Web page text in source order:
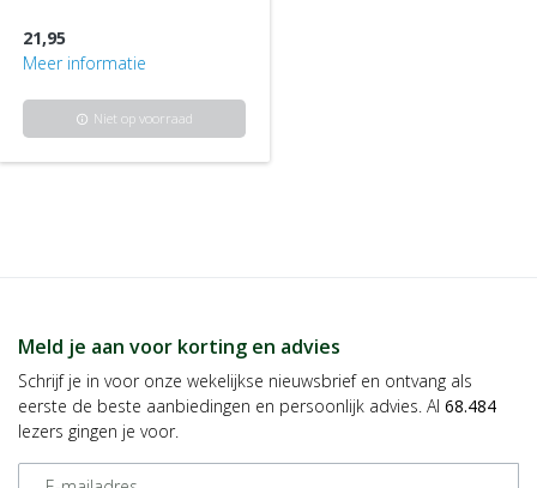
21,95
Meer informatie
info Niet op voorraad
Meld je aan voor korting en advies
Schrijf je in voor onze wekelijkse nieuwsbrief en ontvang als
eerste de beste aanbiedingen en persoonlijk advies. Al 68.484
lezers gingen je voor.
E-mailadres